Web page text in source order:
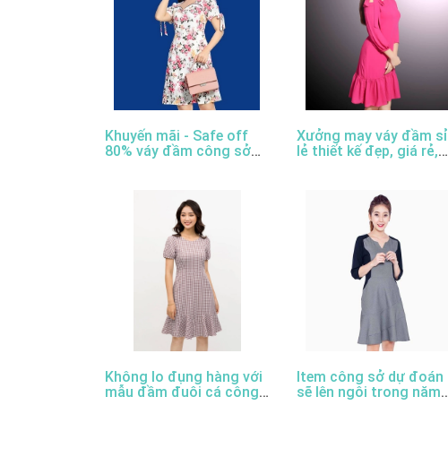
Khuyến mãi - Safe off
80% váy đầm công sở
Xưởng may váy đầm sỉ
lẻ thiết kế đẹp, giá rẻ,
Không lo đụng hàng với
mẫu đầm đuôi cá công
Item công sở dự đoán
sẽ lên ngôi trong năm